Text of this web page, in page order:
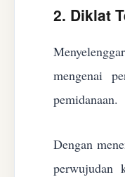
2. Diklat
mengenai
pemidanaan.
Dengan
perwujudan